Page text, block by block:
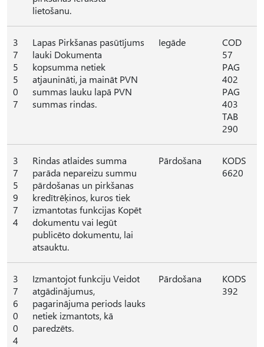
lietošanu.
3
7
5
5
0
7
Lapas Pirkšanas pasūtījums
lauki Dokumenta
kopsumma netiek
atjaunināti, ja maināt PVN
summas lauku lapā PVN
summas rindas.
Iegāde
COD
57
PAG
402
PAG
403
TAB
290
3
7
5
9
7
4
Rindas atlaides summa
parāda nepareizu summu
pārdošanas un pirkšanas
kredītrēķinos, kuros tiek
izmantotas funkcijas Kopēt
dokumentu vai Iegūt
publicēto dokumentu, lai
atsauktu.
Pārdošana
KODS
6620
3
7
6
0
0
4
Izmantojot funkciju Veidot
atgādinājumus,
pagarinājuma periods lauks
netiek izmantots, kā
paredzēts.
Pārdošana
KODS
392